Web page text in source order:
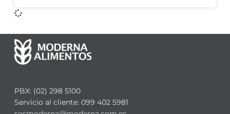
PBX: (02) 298 5100
Servicio al cliente: 099 402 5981